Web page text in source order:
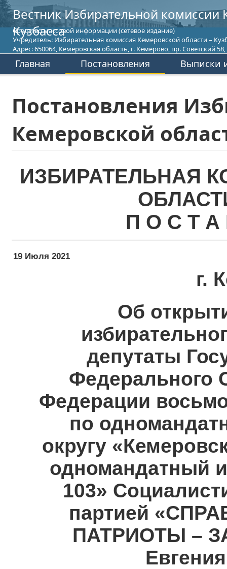
Вестник Избирательной комиссии
Кузбасса
Средство массовой информации (сетевое издание)
Учредитель: Избирательная комиссия Кемеровской области –
Адрес: 650064, Кемеровская область, г. Кемерово, пр. Советский 58,
Главная Постановления Выписки
Постановления
Кемеровской
ИЗБИРАТЕЛЬНАЯ
П О С Т А
19 Июля 2021
г.
Об
депутаты
Федерального
Федерации
по
округу
одномандатный
103»
партией
ПАТРИОТЫ –